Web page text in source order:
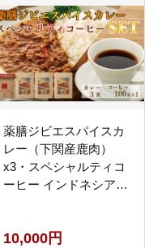
薬膳ジビエスパイスカ
レー（下関産鹿肉）
x3・スペシャルティコ
ーヒー インドネシア
10,000円